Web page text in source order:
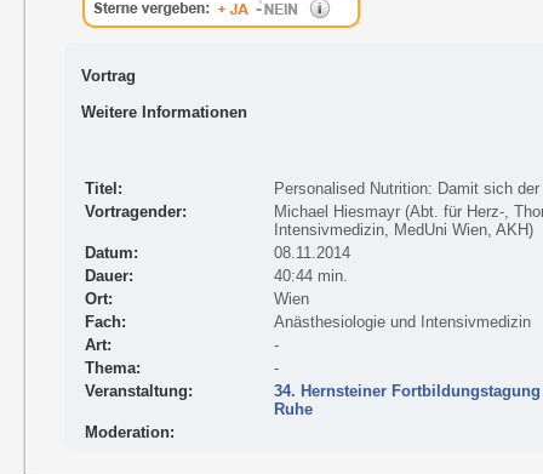
Vortrag
Weitere Informationen
Titel:
Personalised Nutrition: Damit sich
Vortragender:
Michael Hiesmayr (Abt. für Herz-,
Intensivmedizin, MedUni Wien, AKH)
Datum:
08.11.2014
Dauer:
40:44 min.
Ort:
Wien
Fach:
Anästhesiologie und Intensivmedizin
Art:
-
Thema:
-
Veranstaltung:
34. Hernsteiner
Ruhe
Moderation: